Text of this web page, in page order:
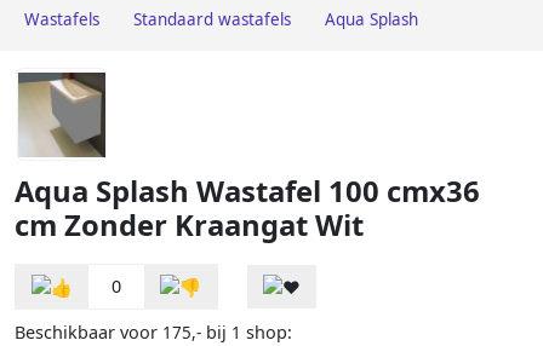
Wastafels Standaard wastafels Aqua Splash
Aqua Splash Wastafel 100 cmx36
cm Zonder Kraangat Wit
0
Beschikbaar voor 175,- bij 1 shop: